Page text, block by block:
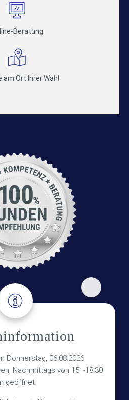
Donnerstag, 06.08.2026
Nachmittags von 15 -18.30
geöffnet.
Beratung
am Ort Ihrer Wahl
Adresse
Haberkamp GmbH
Barsinghausen